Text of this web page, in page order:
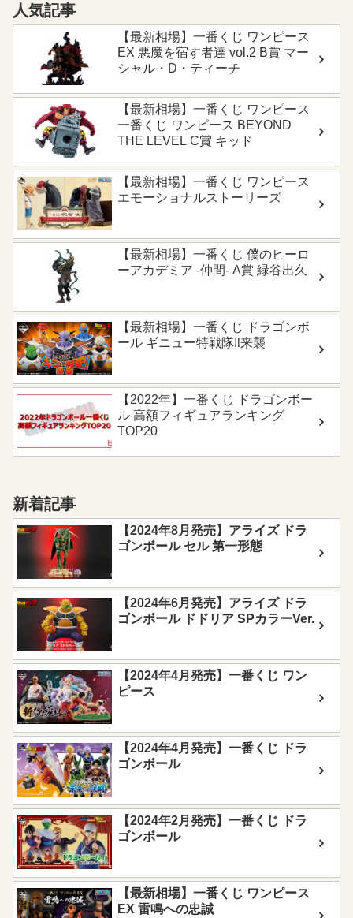
人気記事
【最新相場】一番くじ ワンピース
EX 悪魔を宿す者達 vol.2 B賞 マー
シャル・D・ティーチ
【最新相場】一番くじ ワンピース
一番くじ ワンピース BEYOND
THE LEVEL C賞 キッド
【最新相場】一番くじ ワンピース
エモーショナルストーリーズ
【最新相場】一番くじ 僕のヒーロ
ーアカデミア -仲間- A賞 緑谷出久
【最新相場】一番くじ ドラゴンボ
ール ギニュー特戦隊‼来襲
【2022年】一番くじ ドラゴンボー
ル 高額フィギュアランキング
TOP20
新着記事
【2024年8月発売】アライズ ドラ
ゴンボール セル 第一形態
【2024年6月発売】アライズ ドラ
ゴンボール ドドリア SPカラーVer.
【2024年4月発売】一番くじ ワン
ピース
【2024年4月発売】一番くじ ドラ
ゴンボール
【2024年2月発売】一番くじ ドラ
ゴンボール
【最新相場】一番くじ ワンピース
EX 雷鳴への忠誠